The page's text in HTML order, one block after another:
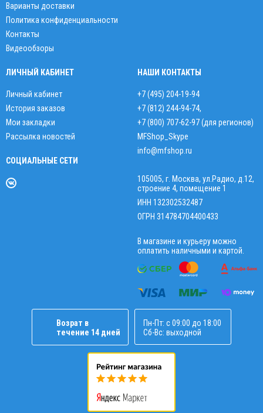
Варианты доставки
Политика конфиденциальности
Контакты
Видеообзоры
ЛИЧНЫЙ КАБИНЕТ
Личный кабинет
История заказов
Мои закладки
Рассылка новостей
СОЦИАЛЬНЫЕ СЕТИ
НАШИ КОНТАКТЫ
+7 (495) 204-19-94
+7 (812) 244-94-74,
+7 (800) 707-62-97 (для регионов)
MFShop_Skype
info@mfshop.ru
105005, г. Москва, ул.Радио, д.12,
строение 4, помещение 1
ИНН 132302532487
ОГРН 314784704400433
В магазине и курьеру можно
оплатить наличными и картой.
Возрат в
течение 14 дней
Пн-Пт: с 09:00 до 18:00
Сб-Вс: выходной